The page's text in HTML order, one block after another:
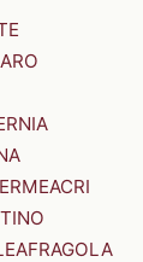
ACRI
AFRAGOLA